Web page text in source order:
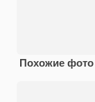
Похожие фото